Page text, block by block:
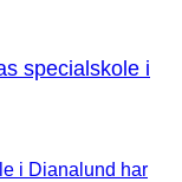
specialskole i
i Dianalund har